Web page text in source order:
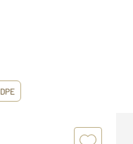
DPE